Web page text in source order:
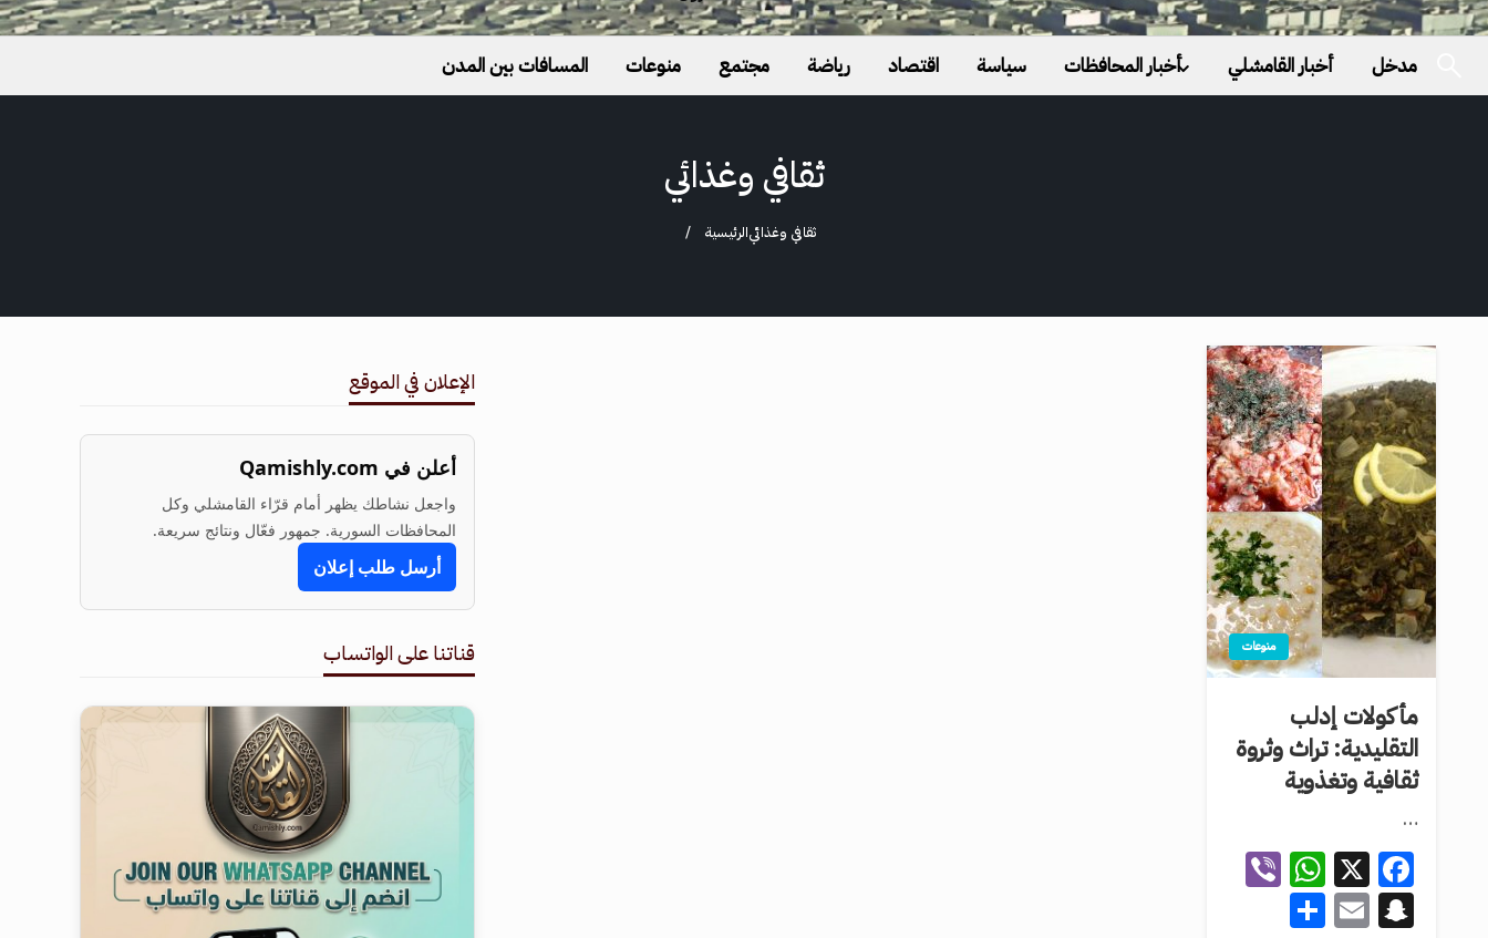
مدخل أخبار القامشلي أخبار المحافظات سياسة اقتصاد رياضة مجتمع منوعات المسافات بين المدن
ثقافي وغذائي
الرئيسيةثقافي وغذائي
منوعات
مأكولات إدلب
التقليدية: تراث وثروة
ثقافية وتغذوية
…
Facebook
X
WhatsApp
Snapchat
Email
الإعلان في الموقع
أعلن في Qamishly.com
واجعل نشاطك يظهر أمام قرّاء القامشلي وكل
المحافظات السورية. جمهور فعّال ونتائج سريعة.
أرسل طلب إعلان
قناتنا على الواتساب